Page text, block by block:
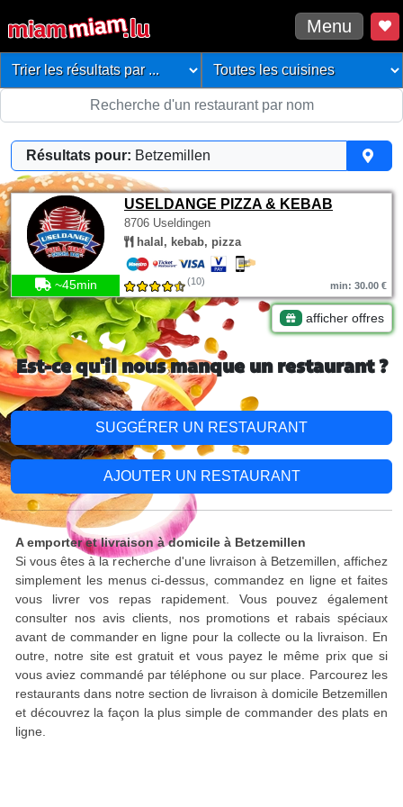
Menu
Résultats pour: Betzemillen
USELDANGE PIZZA & KEBAB
8706 Useldingen
halal, kebab, pizza
~45min (10) min: 30.00 €
afficher offres
Est-ce qu'il nous manque un restaurant ?
SUGGÉRER UN RESTAURANT
AJOUTER UN RESTAURANT
A emporter et livraison à domicile à Betzemillen
Si vous êtes à la recherche d'une livraison à Betzemillen, affichez
simplement les menus ci-dessus, commandez en ligne et faites
vous livrer vos repas rapidement. Vous pouvez également
consulter nos avis clients, nos promotions et rabais spéciaux
avant de commander en ligne pour la collecte ou la livraison. En
outre, notre site est gratuit et vous payez le même prix que si
vous aviez commandé par téléphone ou sur place. Parcourez les
restaurants dans notre section de livraison à domicile Betzemillen
et découvrez la façon la plus simple de commander des plats en
ligne.